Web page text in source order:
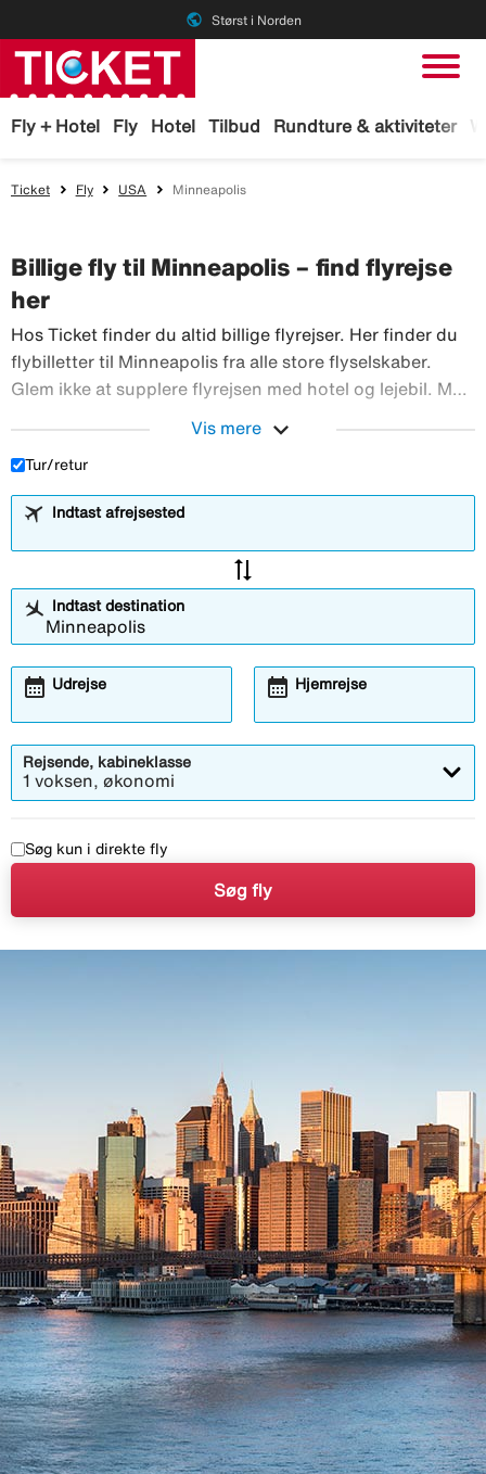
public Størst i Norden
Fly + Hotel Fly Hotel Tilbud Rundture & aktiviteter
Ticket Fly USA Minneapolis
Billige fly til Minneapolis – find flyrejse
her
Hos Ticket finder du altid billige flyrejser. Her finder du
flybilletter til Minneapolis fra alle store flyselskaber.
Glem ikke at supplere flyrejsen med hotel og lejebil. Med
Vis mere expand_more
Tur/retur
Indtast afrejsested
sync_alt
Indtast destination
Udrejse
calendar_month Hjemrejse
calendar_month
Rejsende, kabineklasse
1 voksen, økonomi
Søg kun i direkte fly
Søg fly